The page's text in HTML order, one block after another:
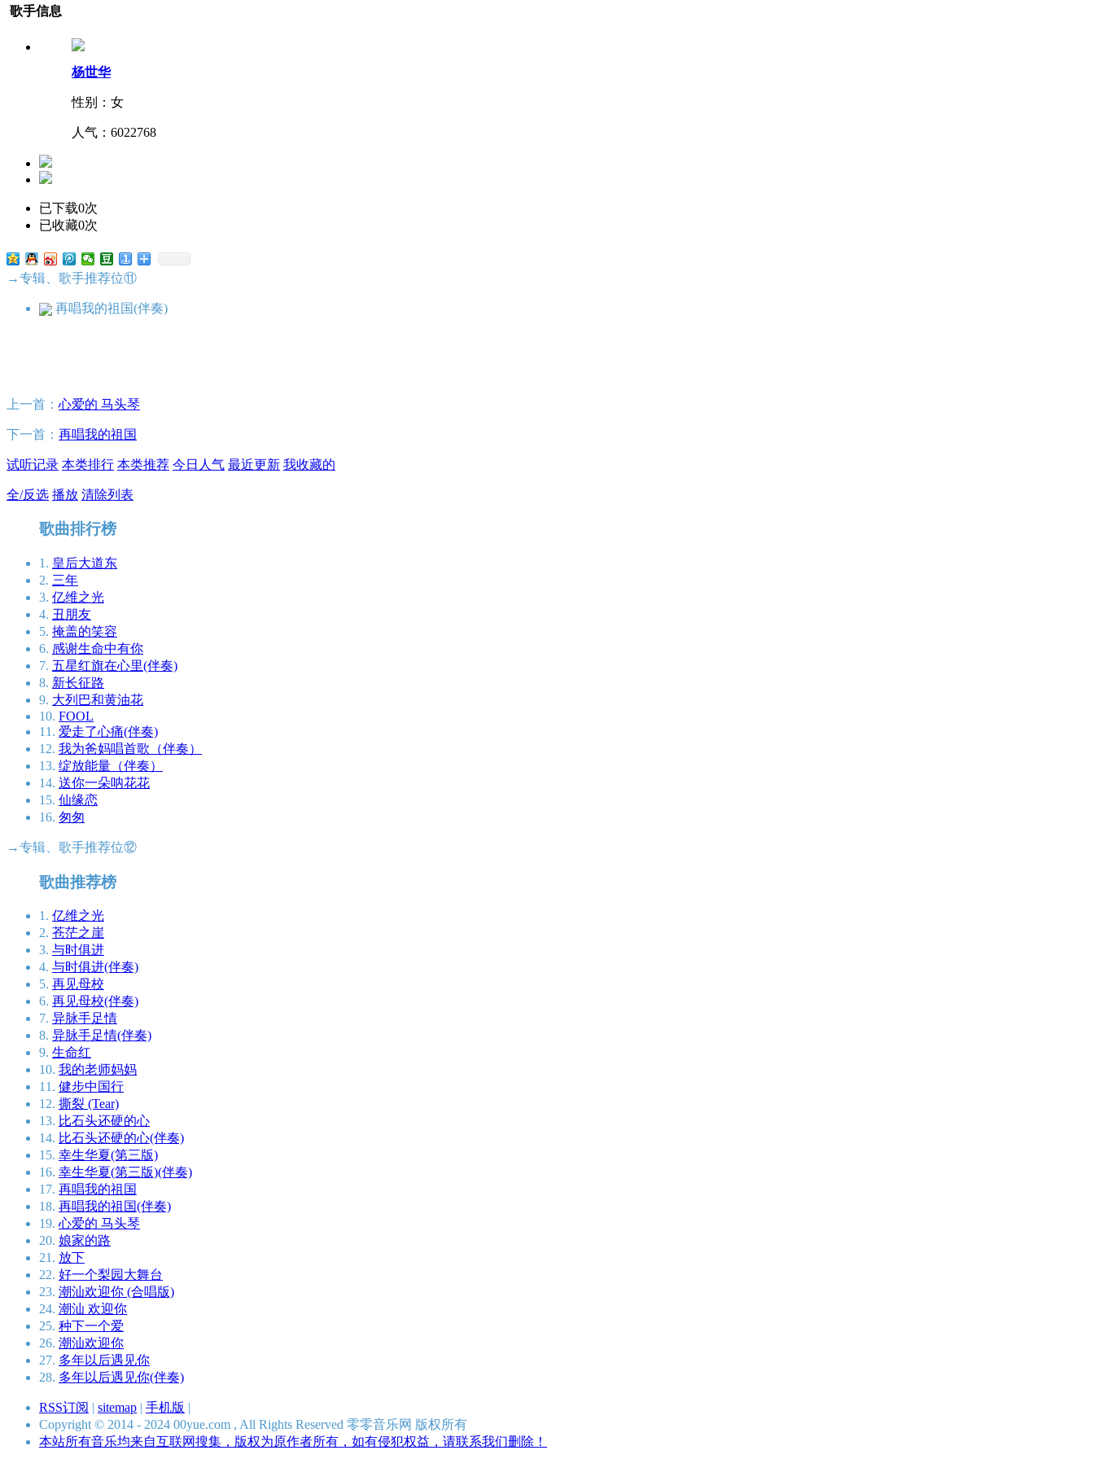
歌手信息
杨世华
性别：女
人气： 6022768
已下载0次
已收藏0次
→专辑、歌手推荐位⑪
再唱我的祖国(伴奏)
上一首： 心爱的 马头琴
下一首： 再唱我的祖国
试听记录 本类排行 本类推荐 今日人气 最近更新 我收藏的
全/反选 播放 清除列表
歌曲排行榜
1. 皇后大道东
2. 三年
3. 亿维之光
4. 丑朋友
5. 掩盖的笑容
6. 感谢生命中有你
7. 五星红旗在心里(伴奏)
8. 新长征路
9. 大列巴和黄油花
10. FOOL
11. 爱走了心痛(伴奏)
12. 我为爸妈唱首歌（伴奏）
13. 绽放能量（伴奏）
14. 送你一朵呐花花
15. 仙缘恋
16. 匆匆
→专辑、歌手推荐位⑫
歌曲推荐榜
1. 亿维之光
2. 苍茫之崖
3. 与时俱进
4. 与时俱进(伴奏)
5. 再见母校
6. 再见母校(伴奏)
7. 异脉手足情
8. 异脉手足情(伴奏)
9. 生命红
10. 我的老师妈妈
11. 健步中国行
12. 撕裂 (Tear)
13. 比石头还硬的心
14. 比石头还硬的心(伴奏)
15. 幸生华夏(第三版)
16. 幸生华夏(第三版)(伴奏)
17. 再唱我的祖国
18. 再唱我的祖国(伴奏)
19. 心爱的 马头琴
20. 娘家的路
21. 放下
22. 好一个梨园大舞台
23. 潮汕欢迎你 (合唱版)
24. 潮汕 欢迎你
25. 种下一个爱
26. 潮汕欢迎你
27. 多年以后遇见你
28. 多年以后遇见你(伴奏)
RSS订阅 | sitemap | 手机版 |
Copyright © 2014 - 2024 00yue.com , All Rights Reserved 零零音乐网 版权所有
本站所有音乐均来自互联网搜集，版权为原作者所有，如有侵犯权益，请联系我们删除！